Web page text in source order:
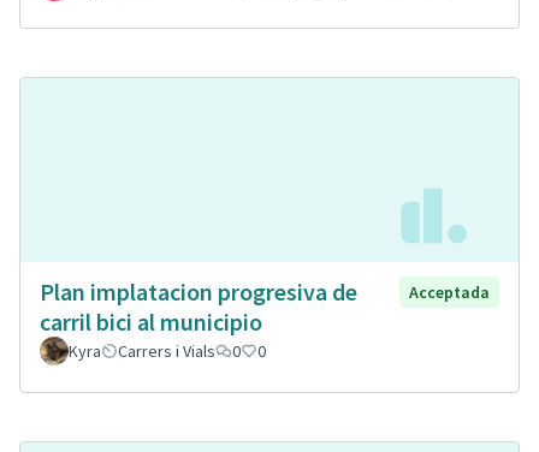
Plan implatacion progresiva de
carril bici al municipio
Acceptada
Kyra Carrers i Vials 0 0